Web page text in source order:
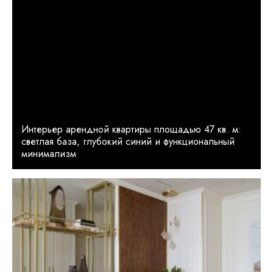
Интерьер арендной квартиры площадью 47 кв. м:
светлая база, глубокий синий и функциональный
минимализм